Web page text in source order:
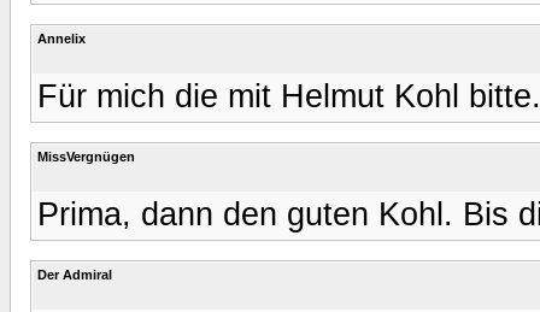
Annelix
Für mich die mit Helmut Kohl
MissVergnügen
Prima, dann den guten Kohl. Bis
Der Admiral